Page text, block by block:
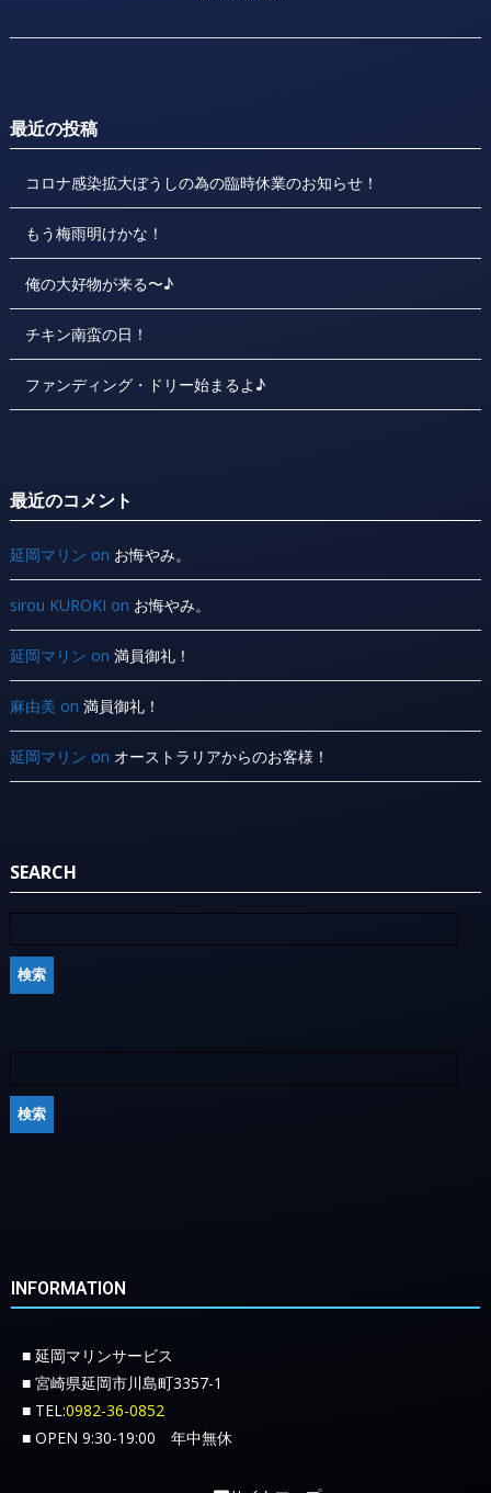
最近の投稿
コロナ感染拡大ぼうしの為の臨時休業のお知らせ！
もう梅雨明けかな！
俺の大好物が来る〜♪
チキン南蛮の日！
ファンディング・ドリー始まるよ♪
最近のコメント
延岡マリン on お悔やみ。
sirou KUROKI on お悔やみ。
延岡マリン on 満員御礼！
麻由美 on 満員御礼！
延岡マリン on オーストラリアからのお客様！
SEARCH
INFORMATION
■ 延岡マリンサービス
■ 宮崎県延岡市川島町3357-1
■ TEL:0982-36-0852
■ OPEN 9:30-19:00 年中無休